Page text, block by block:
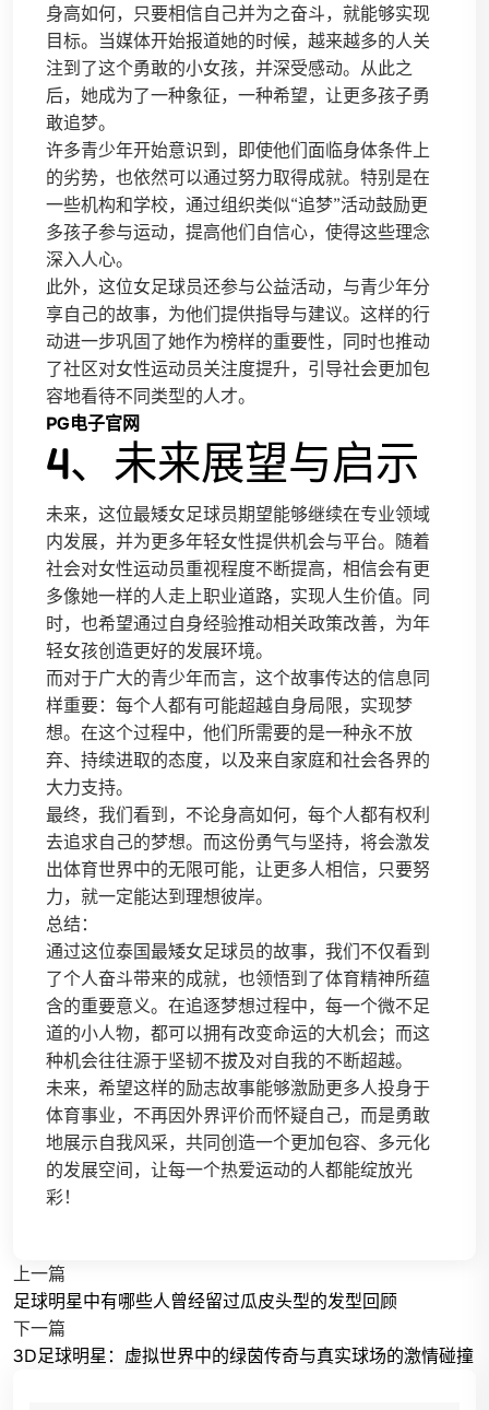
身高如何，只要相信自己并为之奋斗，就能够实现
目标。当媒体开始报道她的时候，越来越多的人关
注到了这个勇敢的小女孩，并深受感动。从此之
后，她成为了一种象征，一种希望，让更多孩子勇
敢追梦。
许多青少年开始意识到，即使他们面临身体条件上
的劣势，也依然可以通过努力取得成就。特别是在
一些机构和学校，通过组织类似“追梦”活动鼓励更
多孩子参与运动，提高他们自信心，使得这些理念
深入人心。
此外，这位女足球员还参与公益活动，与青少年分
享自己的故事，为他们提供指导与建议。这样的行
动进一步巩固了她作为榜样的重要性，同时也推动
了社区对女性运动员关注度提升，引导社会更加包
容地看待不同类型的人才。
PG电子官网
4、未来展望与启示
未来，这位最矮女足球员期望能够继续在专业领域
内发展，并为更多年轻女性提供机会与平台。随着
社会对女性运动员重视程度不断提高，相信会有更
多像她一样的人走上职业道路，实现人生价值。同
时，也希望通过自身经验推动相关政策改善，为年
轻女孩创造更好的发展环境。
而对于广大的青少年而言，这个故事传达的信息同
样重要：每个人都有可能超越自身局限，实现梦
想。在这个过程中，他们所需要的是一种永不放
弃、持续进取的态度，以及来自家庭和社会各界的
大力支持。
最终，我们看到，不论身高如何，每个人都有权利
去追求自己的梦想。而这份勇气与坚持，将会激发
出体育世界中的无限可能，让更多人相信，只要努
力，就一定能达到理想彼岸。
总结：
通过这位泰国最矮女足球员的故事，我们不仅看到
了个人奋斗带来的成就，也领悟到了体育精神所蕴
含的重要意义。在追逐梦想过程中，每一个微不足
道的小人物，都可以拥有改变命运的大机会；而这
种机会往往源于坚韧不拔及对自我的不断超越。
未来，希望这样的励志故事能够激励更多人投身于
体育事业，不再因外界评价而怀疑自己，而是勇敢
地展示自我风采，共同创造一个更加包容、多元化
的发展空间，让每一个热爱运动的人都能绽放光
彩！
上一篇
足球明星中有哪些人曾经留过瓜皮头型的发型回顾
下一篇
3D足球明星：虚拟世界中的绿茵传奇与真实球场的激情碰撞